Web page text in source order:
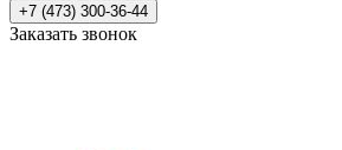
+7 (473) 300-36-44
Заказать звонок